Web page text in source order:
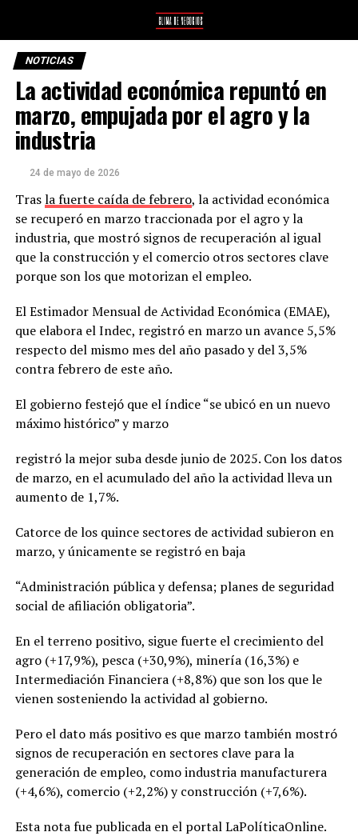
NOTICIAS
La actividad económica repuntó en
marzo, empujada por el agro y la
industria
24 de mayo de 2026
Trasla fuerte caída de febrero, la actividad económica
se recuperó en marzo traccionada por el agro y la
industria, que mostró signos de recuperación al igual
que la construcción y el comercio otros sectores clave
porque son los que motorizan el empleo.
El Estimador Mensual de Actividad Económica (EMAE),
que elabora el Indec, registró en marzo un avance 5,5%
respecto del mismo mes del año pasado y del 3,5%
contra febrero de este año.
El gobierno festejó que el índice “se ubicó en un nuevo
máximo histórico” y marzo
registró la mejor suba desde junio de 2025. Con los datos
de marzo, en el acumulado del año la actividad lleva un
aumento de 1,7%.
Catorce de los quince sectores de actividad subieron en
marzo, y únicamente se registró en baja
“Administración pública y defensa; planes de seguridad
social de afiliación obligatoria”.
En el terreno positivo, sigue fuerte el crecimiento del
agro (+17,9%), pesca (+30,9%), minería (16,3%) e
Intermediación Financiera (+8,8%) que son los que le
vienen sosteniendo la actividad al gobierno.
Pero el dato más positivo es que marzo también mostró
signos de recuperación en sectores clave para la
generación de empleo, como industria manufacturera
(+4,6%), comercio (+2,2%) y construcción (+7,6%).
Esta nota fue publicada en el portal LaPolíticaOnline.